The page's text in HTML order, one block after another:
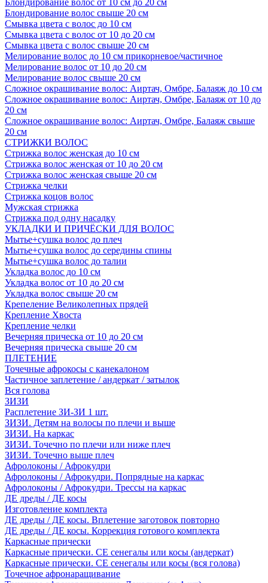
Блондирование волос от 10 см до 20 см
Блондирование волос свыше 20 см
Смывка цвета с волос до 10 см
Смывка цвета с волос от 10 до 20 см
Смывка цвета с волос свыше 20 см
Мелирование волос до 10 см прикорневое/частичное
Мелирование волос от 10 до 20 см
Мелирование волос свыше 20 см
Сложное окрашивание волос: Аиртач, Омбре, Балаяж до 10 см
Сложное окрашивание волос: Аиртач, Омбре, Балаяж от 10 до
20 см
Сложное окрашивание волос: Аиртач, Омбре, Балаяж свыше
20 см
СТРИЖКИ ВОЛОС
Стрижка волос женская до 10 см
Стрижка волос женская от 10 до 20 см
Стрижка волос женская свыше 20 см
Стрижка челки
Стрижка коцов волос
Мужская стрижка
Стрижка под одну насадку
УКЛАДКИ И ПРИЧЁСКИ ДЛЯ ВОЛОС
Мытье+сушка волос до плеч
Мытье+сушка волос до середины спины
Мытье+сушка волос до талии
Укладка волос до 10 см
Укладка волос от 10 до 20 см
Укладка волос свыше 20 см
Крепеление Великолепных прядей
Крепление Хвоста
Крепление челки
Вечерняя прическа от 10 до 20 см
Вечерняя прическа свыше 20 см
ПЛЕТЕНИЕ
Точечные афрокосы с канекалоном
Частичное заплетение / андеркат / затылок
Вся голова
ЗИЗИ
Расплетение ЗИ-ЗИ 1 шт.
ЗИЗИ. Детям на волосы по плечи и выше
ЗИЗИ. На каркас
ЗИЗИ. Точечно по плечи или ниже плеч
ЗИЗИ. Точечно выше плеч
Афролоконы / Афрокудри
Афролоконы / Афрокудри. Попрядные на каркас
Афролоконы / Афрокудри. Трессы на каркас
ДЕ дреды / ДЕ косы
Изготовление комплекта
ДЕ дреды / ДЕ косы. Вплетение заготовок повторно
ДЕ дреды / ДЕ косы. Коррекция готового комплекта
Каркасные прически
Каркасные прически. СЕ сенегалы или косы (андеркат)
Каркасные прически. СЕ сенегалы или косы (вся голова)
Точечное афронаращивание